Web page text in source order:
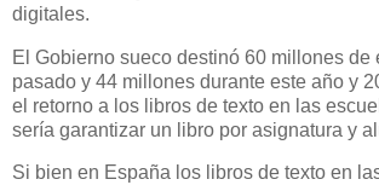
digitales.
El Gobierno sueco destinó 60 millones de
pasado y 44 millones durante este año y
el retorno a los libros de texto en las
sería garantizar un libro por asignatura y
Si bien en España los libros de texto en